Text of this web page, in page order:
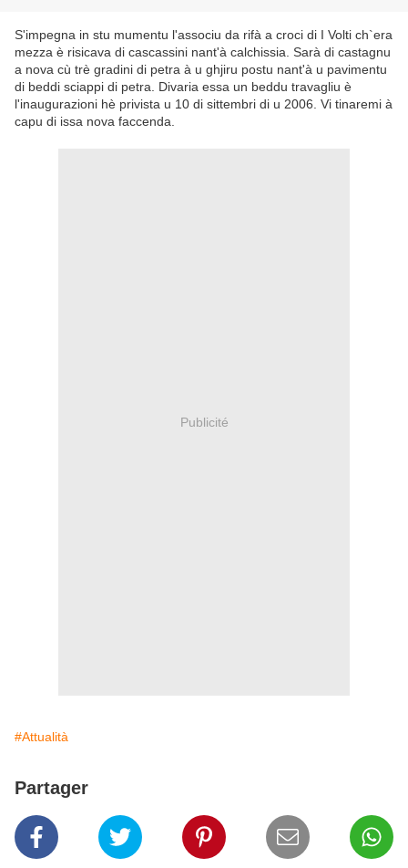
S'impegna in stu mumentu l'associu da rifà a croci di I Volti ch`era
mezza è risicava di cascassini nant'à calchissia. Sarà di castagnu
a nova cù trè gradini di petra à u ghjiru postu nant'à u pavimentu
di beddi sciappi di petra. Divaria essa un beddu travagliu è
l'inaugurazioni hè privista u 10 di sittembri di u 2006. Vi tinaremi à
capu di issa nova faccenda.
Publicité
#Attualità
Partager